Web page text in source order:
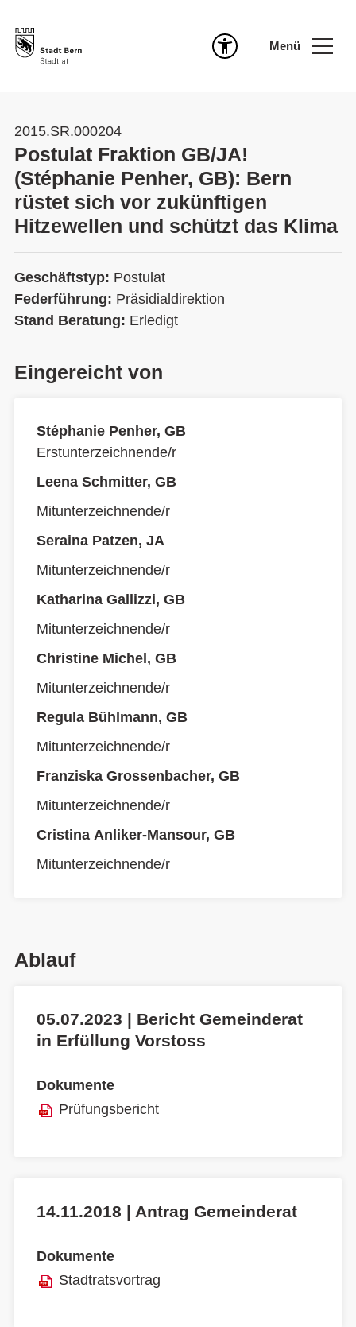
Menü
2015.SR.000204
Postulat Fraktion GB/JA!
(Stéphanie Penher, GB): Bern
rüstet sich vor zukünftigen
Hitzewellen und schützt das Klima
Geschäftstyp: Postulat
Federführung: Präsidialdirektion
Stand Beratung: Erledigt
Eingereicht von
Stéphanie Penher, GB
Erstunterzeichnende/r
Leena Schmitter, GB
Mitunterzeichnende/r
Seraina Patzen, JA
Mitunterzeichnende/r
Katharina Gallizzi, GB
Mitunterzeichnende/r
Christine Michel, GB
Mitunterzeichnende/r
Regula Bühlmann, GB
Mitunterzeichnende/r
Franziska Grossenbacher, GB
Mitunterzeichnende/r
Cristina Anliker-Mansour, GB
Mitunterzeichnende/r
Ablauf
05.07.2023 | Bericht Gemeinderat
in Erfüllung Vorstoss
Dokumente
Prüfungsbericht
14.11.2018 | Antrag Gemeinderat
Dokumente
Stadtratsvortrag